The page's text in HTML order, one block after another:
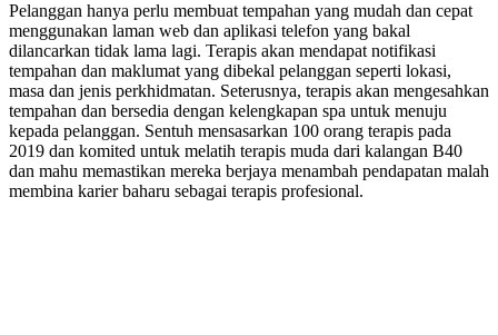
Pelanggan hanya perlu membuat tempahan yang mudah dan cepat
menggunakan laman web dan aplikasi telefon yang bakal
dilancarkan tidak lama lagi. Terapis akan mendapat notifikasi
tempahan dan maklumat yang dibekal pelanggan seperti lokasi,
masa dan jenis perkhidmatan. Seterusnya, terapis akan mengesahkan
tempahan dan bersedia dengan kelengkapan spa untuk menuju
kepada pelanggan. Sentuh mensasarkan 100 orang terapis pada
2019 dan komited untuk melatih terapis muda dari kalangan B40
dan mahu memastikan mereka berjaya menambah pendapatan malah
membina karier baharu sebagai terapis profesional.